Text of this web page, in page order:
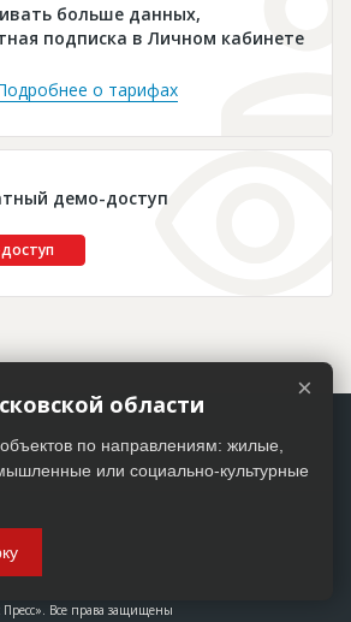
больше данных,
подписка в Личном кабинете
о тарифах
демо-доступ
Все права защищены
×
области
по направлениям: жилые,
или социально-культурные